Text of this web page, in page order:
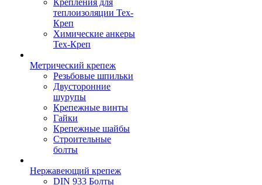
Крепления для
теплоизоляции Тех-
Креп
Химические анкеры
Тех-Креп
Метрический крепеж
Резьбовые шпильки
Двусторонние
шурупы
Крепежные винты
Гайки
Крепежные шайбы
Строительные
болты
Нержавеющий крепеж
DIN 933 Болты